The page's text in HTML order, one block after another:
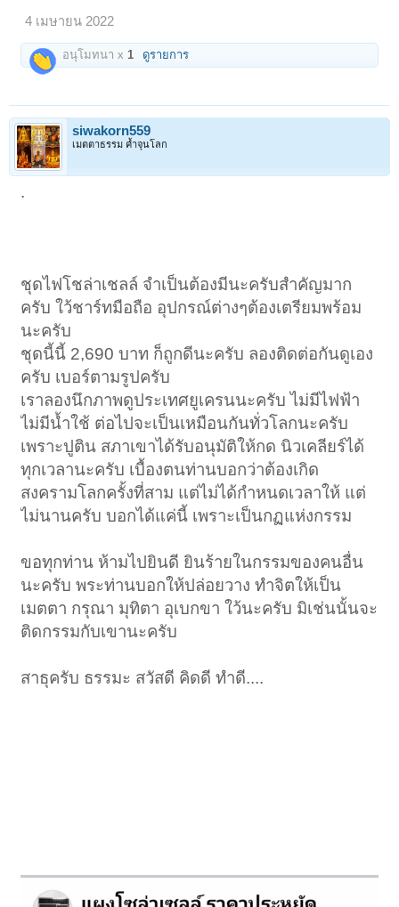
4 เมษายน 2022
อนุโมทนา x 1 ดูรายการ
siwakorn559
เมตตาธรรม ค้ำจุนโลก
.
ชุดไฟโชล่าเชลล์ จำเป็นต้องมีนะครับสำคัญมาก
ครับ ใว้ชาร์ทมือถือ อุปกรณ์ต่างๆต้องเตรียมพร้อม
นะครับ
ชุดนี้นี้ 2,690 บาท ก็ถูกดีนะครับ ลองติดต่อกันดูเอง
ครับ เบอร์ตามรูปครับ
เราลองนึกภาพดูประเทศยูเครนนะครับ ไม่มีไฟฟ้า
ไม่มีน้ำใช้ ต่อไปจะเป็นเหมือนกันทั่วโลกนะครับ
เพราะปูติน สภาเขาได้รับอนุมัติให้กด นิวเคลียร์ได้
ทุกเวลานะครับ เบื้องตนท่านบอกว่าต้องเกิด
สงครามโลกครั้งที่สาม แต่ไม่ได้กำหนดเวลาให้ แต่
ไม่นานครับ บอกได้แค่นี้ เพราะเป็นกฏแห่งกรรม
ขอทุกท่าน ห้ามไปยินดี ยินร้ายในกรรมของคนอื่น
นะครับ พระท่านบอกให้ปล่อยวาง ทำจิตให้เป็น
เมตตา กรุณา มุทิตา อุเบกขา ใว้นะครับ มิเช่นนั้นจะ
ติดกรรมกับเขานะครับ
สาธุครับ ธรรมะ สวัสดี คิดดี ทำดี....